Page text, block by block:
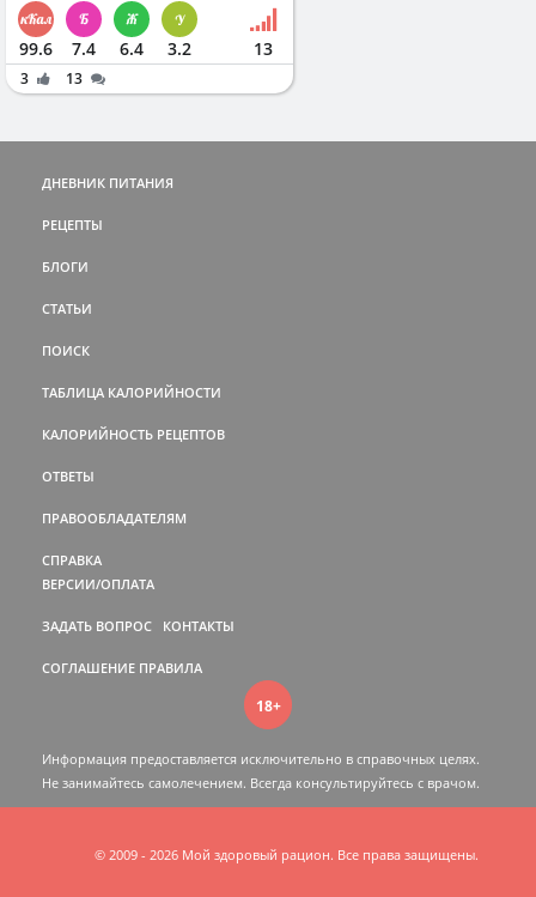
99.6 7.4 6.4 3.2 13
3 13
ДНЕВНИК ПИТАНИЯ
РЕЦЕПТЫ
БЛОГИ
СТАТЬИ
ПОИСК
ТАБЛИЦА КАЛОРИЙНОСТИ
КАЛОРИЙНОСТЬ РЕЦЕПТОВ
ОТВЕТЫ
ПРАВООБЛАДАТЕЛЯМ
СПРАВКА
ВЕРСИИ/ОПЛАТА
ЗАДАТЬ ВОПРОС КОНТАКТЫ
СОГЛАШЕНИЕ ПРАВИЛА
18+
Информация предоставляется исключительно в справочных целях.
Не занимайтесь самолечением. Всегда консультируйтесь c врачом.
© 2009 - 2026 Мой здоровый рацион. Все права защищены.